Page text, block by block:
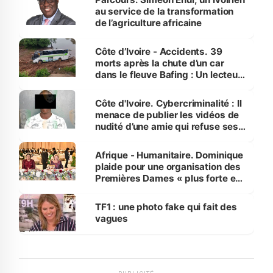
au service de la transformation
de l’agriculture africaine
Côte d’Ivoire - Accidents. 39
morts après la chute d’un car
dans le fleuve Bafing : Un lecteur
des Transports
Côte d'Ivoire. Cybercriminalité : Il
menace de publier les vidéos de
nudité d’une amie qui refuse ses
Afrique - Humanitaire. Dominique
plaide pour une organisation des
Premières Dames « plus forte et
sur la scène internationale »
TF1 : une photo fake qui fait des
vagues